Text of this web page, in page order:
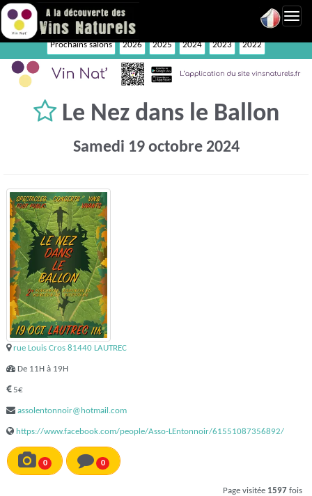
Prochains salons 2026 2025 2024 2023 2022
Le Nez dans le Ballon
Samedi 19 octobre 2024
rue Louis Cros 81440 LAUTREC
De 11H à 19H
5€
assolentonnoir@hotmail.com
https://www.facebook.com/people/Asso-LEntonnoir/61551087356892/
0 0
Page visitée 1597 fois